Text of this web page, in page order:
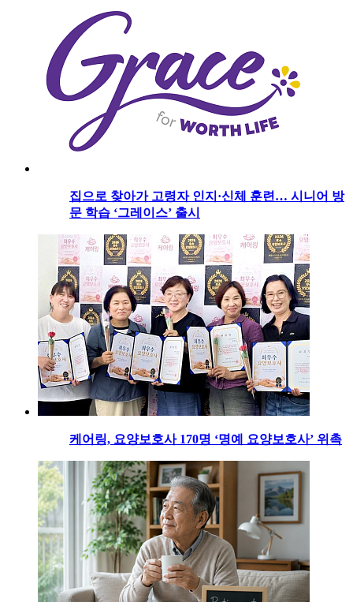
집으로 찾아가 고령자 인지·신체 훈련… 시니어 방
문 학습 ‘그레이스’ 출시
케어링, 요양보호사 170명 ‘명예 요양보호사’ 위촉